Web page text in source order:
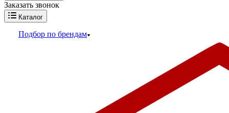
Заказать звонок
Каталог
Подбор по брендам